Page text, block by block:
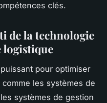
clés.
de la technologie
logistique
pour optimiser
les systèmes de
systèmes de gestion